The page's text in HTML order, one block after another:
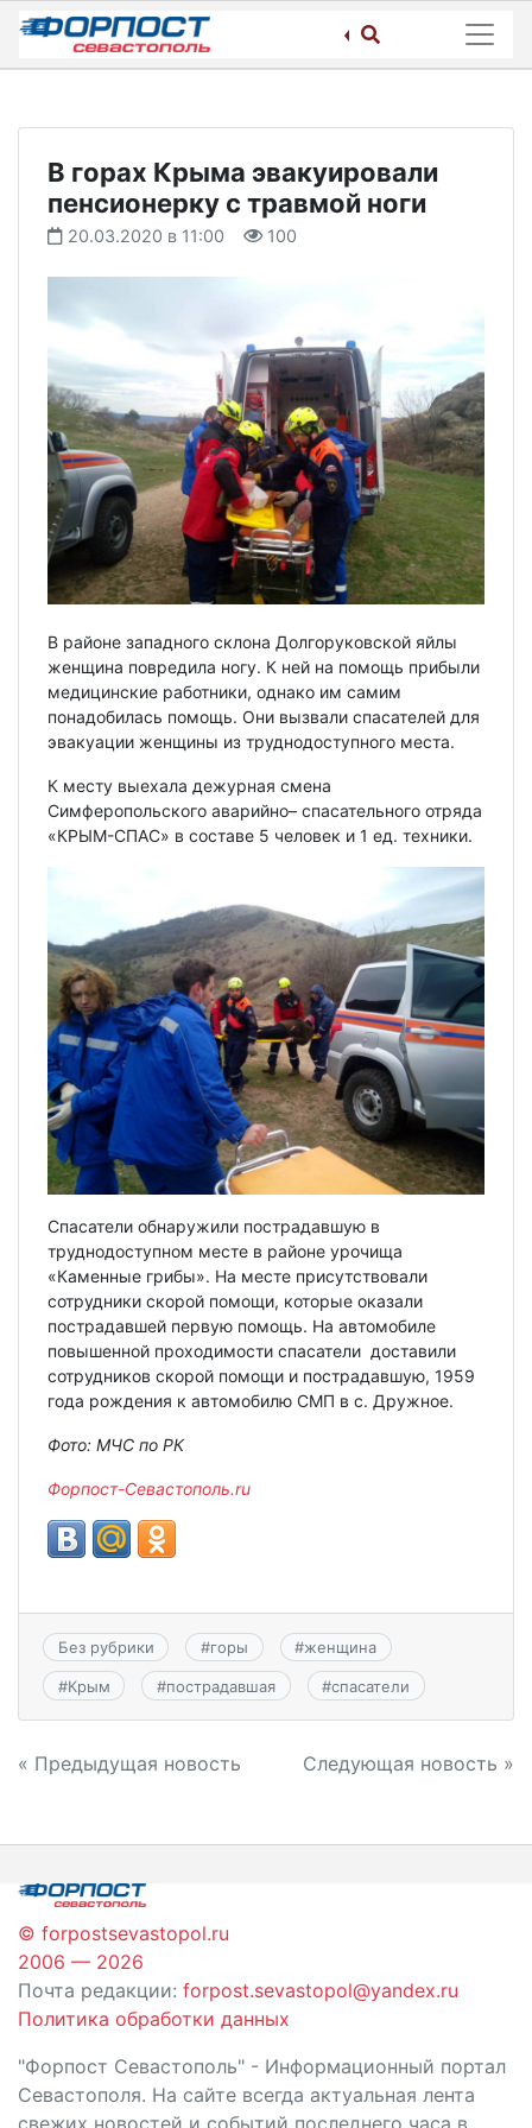
Skip
content
В горах Крыма эвакуировали
пенсионерку с травмой ноги
20.03.2020 в 11:00 100
В районе западного склона Долгоруковской яйлы
женщина повредила ногу. К ней на помощь прибыли
медицинские работники, однако им самим
понадобилась помощь. Они вызвали спасателей для
эвакуации женщины из труднодоступного места.
К месту выехала дежурная смена
Симферопольского аварийно– спасательного отряда
«КРЫМ-СПАС» в составе 5 человек и 1 ед. техники.
Спасатели обнаружили пострадавшую в
труднодоступном месте в районе урочища
«Каменные грибы». На месте присутствовали
сотрудники скорой помощи, которые оказали
пострадавшей первую помощь. На автомобиле
повышенной проходимости спасатели доставили
сотрудников скорой помощи и пострадавшую, 1959
года рождения к автомобилю СМП в с. Дружное.
Фото: МЧС по РК
Форпост-Севастополь.ru
Без рубрики #горы #женщина
#Крым #пострадавшая #спасатели
Навигация
записям
« Предыдущая новость Следующая новость »
© forpostsevastopol.ru
2006 — 2026
Почта редакции: forpost.sevastopol@yandex.ru
Политика обработки данных
"Форпост Севастополь" - Информационный портал
Севастополя. На сайте всегда актуальная лента
свежих новостей и событий последнего часа в